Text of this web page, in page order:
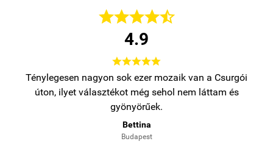

4.9

Ténylegesen nagyon sok ezer mozaik van a Csurgói
úton, ilyet választékot még sehol nem láttam és
gyönyörűek.
Bettina
Budapest